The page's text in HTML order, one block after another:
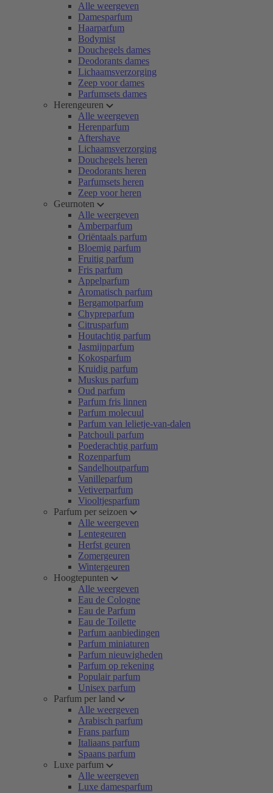
Alle weergeven
Damesparfum
Haarparfum
Bodymist
Douchegels dames
Deodorants dames
Lichaamsverzorging
Zeep voor dames
Parfumsets dames
Herengeuren
Alle weergeven
Herenparfum
Aftershave
Lichaamsverzorging
Douchegels heren
Deodorants heren
Parfumsets heren
Zeep voor heren
Geurnoten
Alle weergeven
Amberparfum
Oriëntaals parfum
Bloemig parfum
Fruitig parfum
Fris parfum
Appelparfum
Aromatisch parfum
Bergamotparfum
Chypreparfum
Citrusparfum
Houtachtig parfum
Jasmijnparfum
Kokosparfum
Kruidig parfum
Muskus parfum
Oud parfum
Parfum fris linnen
Parfum molecuul
Parfum van lelietje-van-dalen
Patchouli parfum
Poederachtig parfum
Rozenparfum
Sandelhoutparfum
Vanilleparfum
Vetiverparfum
Viooltjesparfum
Parfum per seizoen
Alle weergeven
Lentegeuren
Herfst geuren
Zomergeuren
Wintergeuren
Hoogtepunten
Alle weergeven
Eau de Cologne
Eau de Parfum
Eau de Toilette
Parfum aanbiedingen
Parfum miniaturen
Parfum nieuwigheden
Parfum op rekening
Populair parfum
Unisex parfum
Parfum per land
Alle weergeven
Arabisch parfum
Frans parfum
Italiaans parfum
Spaans parfum
Luxe parfum
Alle weergeven
Luxe damesparfum